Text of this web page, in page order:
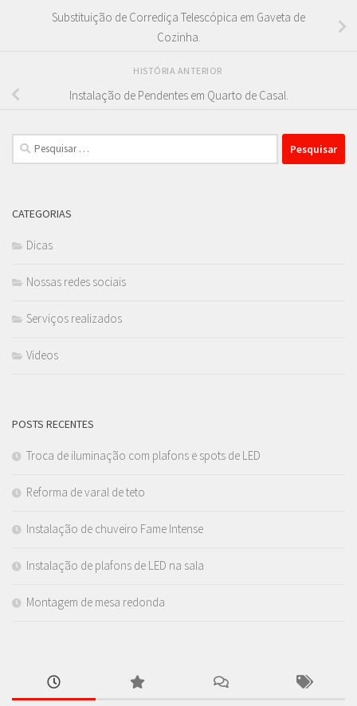
Substituição de Corrediça Telescópica em Gaveta de
Cozinha.
HISTÓRIA ANTERIOR
Instalação de Pendentes em Quarto de Casal.
Pesquisar
por:
CATEGORIAS
Dicas
Nossas redes sociais
Serviços realizados
Videos
POSTS RECENTES
Troca de iluminação com plafons e spots de LED
Reforma de varal de teto
Instalação de chuveiro Fame Intense
Instalação de plafons de LED na sala
Montagem de mesa redonda